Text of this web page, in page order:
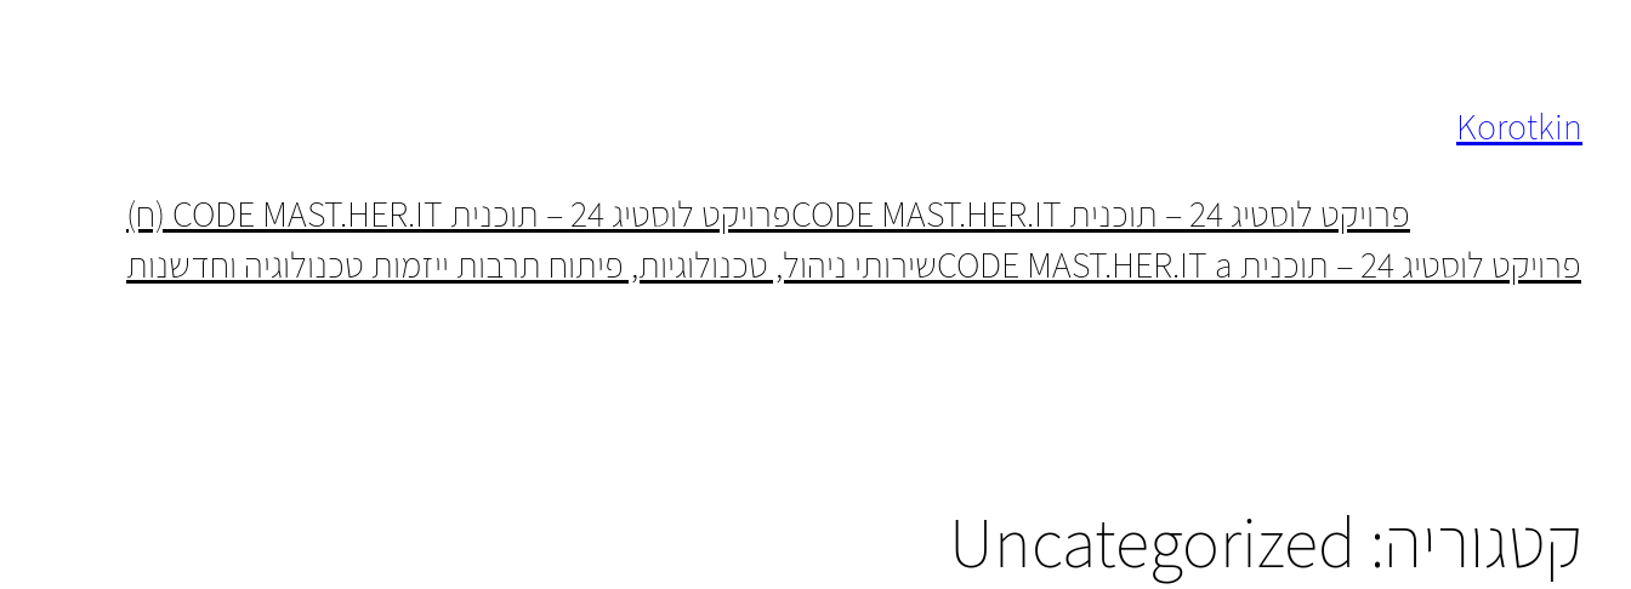
Korotkin
פרויקט לוסטיג 24 – תוכנית CODE MAST.HER.IT
פרויקט לוסטיג 24 – תוכנית CODE MAST.HER.IT (ח)
פרויקט לוסטיג 24 – תוכנית CODE MAST.HER.IT a
שירותי ניהול, טכנולוגיות, פיתוח תרבות ייזמות טכנולוגיה וחדשנות
קטגוריה: Uncategorized